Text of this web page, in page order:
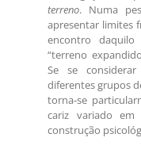
terreno. Numa
apresentar limites
encontro daquilo
“terreno
Se se
diferentes grupos
torna-se
cariz variado
construção